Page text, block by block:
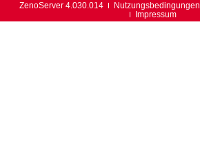
ZenoServer 4.030.014 Nutzungsbedingungen
Impressum